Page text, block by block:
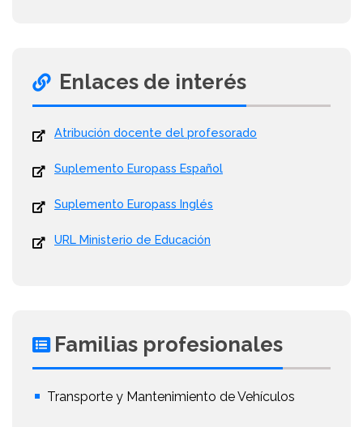
Enlaces de interés
Atribución docente del profesorado
Suplemento Europass Español
Suplemento Europass Inglés
URL Ministerio de Educación
Familias profesionales
Transporte y Mantenimiento de Vehículos